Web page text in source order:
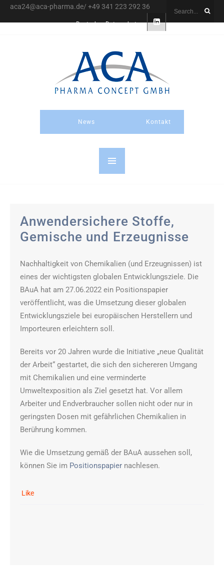
aca24@aca-pharma.de/ +49 341 223 292 36
Deutsch Datenschutz
News Kontakt
Anwendersichere Stoffe,
Gemische und Erzeugnisse
Nachhaltigkeit von Chemikalien (und Erzeugnissen) ist
eines der wichtigsten globalen Entwicklungsziele. Die
BAuA hat am 27.06.2022 ein Positionspapier
veröffentlicht, was die Umsetzung dieser globalen
Entwicklungsziele bei europäischen Herstellern und
Importeuren erleichtern soll.
Bereits vor 20 Jahren wurde die Initiative „neue Qualität
der Arbeit“ gestartet, die sich den sichereren Umgang
mit Chemikalien und eine verminderte
Umweltexposition als Ziel gesetzt hat. Vor allem
Arbeiter und Endverbraucher sollen nicht oder nur in
geringsten Dosen mit gefährlichen Chemikalien in
Berührung kommen.
Wie die Umsetzung gemäß der BAuA aussehen soll,
können Sie im Positionspapier nachlesen.
Like